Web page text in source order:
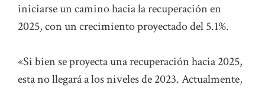
iniciarse un camino hacia la recuperación en
2025, con un crecimiento proyectado del 5.1%.
«Si bien se proyecta una recuperación hacia 2025,
esta no llegará a los niveles de 2023. Actualmente,